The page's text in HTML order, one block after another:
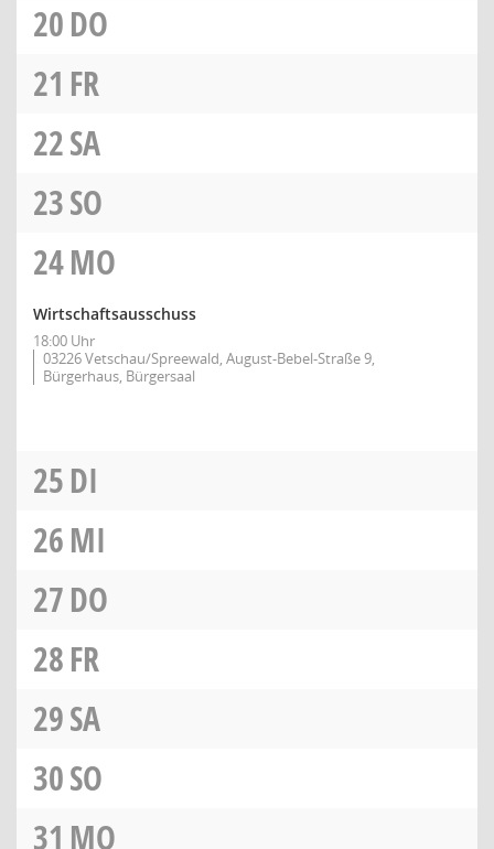
20DO
21 FR
22SA
23SO
24MO
Wirtschaftsausschuss
18:00 Uhr
03226 Vetschau/Spreewald, August-Bebel-Straße 9,
Bürgerhaus, Bürgersaal
25DI
26MI
27DO
28FR
29SA
30SO
31 MO